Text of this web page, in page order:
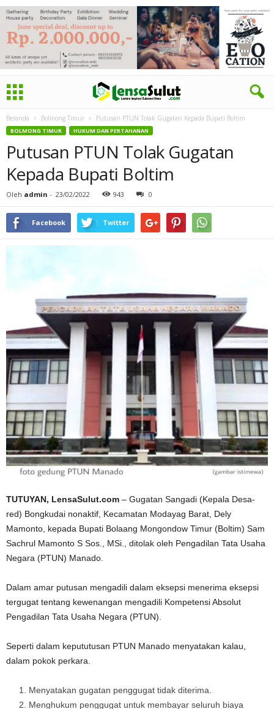
Beranda Bolmong Timur Putusan PTUN Tolak Gugatan Kepada Bupati Boltim
BOLMONG TIMUR HUKUM DAN PERTAHANAN
Putusan PTUN Tolak Gugatan
Kepada Bupati Boltim
Oleh admin - 23/02/2022 943 0
Facebook Twitter
TUTUYAN, LensaSulut.com – Gugatan Sangadi (Kepala Desa-
red) Bongkudai nonaktif, Kecamatan Modayag Barat, Dely
Mamonto, kepada Bupati Bolaang Mongondow Timur (Boltim) Sam
Sachrul Mamonto S Sos., MSi., ditolak oleh Pengadilan Tata Usaha
Negara (PTUN) Manado.
Dalam amar putusan mengadili dalam eksepsi menerima eksepsi
tergugat tentang kewenangan mengadili Kompetensi Absolut
Pengadilan Tata Usaha Negara (PTUN).
Seperti dalam kepututusan PTUN Manado menyatakan kalau,
dalam pokok perkara.
Menyatakan gugatan penggugat tidak diterima.
Menghukum penggugat untuk membayar seluruh biaya